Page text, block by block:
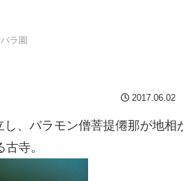
ラ園
2017.06.02
、バラモン僧菩提僊那が地相
寺。